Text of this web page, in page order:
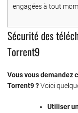
engagées à tout
Sécurité des
Torrent9
Vous vous demandez
Torrent9 ?Voici
Utiliser